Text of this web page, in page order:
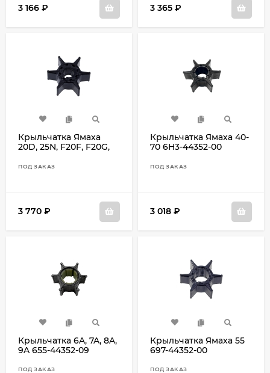
3 166 ₽ 3 365 ₽
Крыльчатка Ямаха
20D, 25N, F20F, F20G,
ПОД ЗАКАЗ
3 770 ₽
Крыльчатка Ямаха 40-
70 6H3-44352-00
ПОД ЗАКАЗ
3 018 ₽
Крыльчатка 6A, 7A, 8A,
9A 655-44352-09
ПОД ЗАКАЗ
Крыльчатка Ямаха 55
697-44352-00
ПОД ЗАКАЗ